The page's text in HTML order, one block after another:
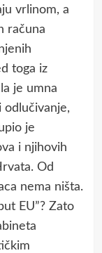
vrlinom, a
računa
toga iz
je umna
odlučivanje,
je
i njihovih
Od
nema ništa.
EU”? Zato